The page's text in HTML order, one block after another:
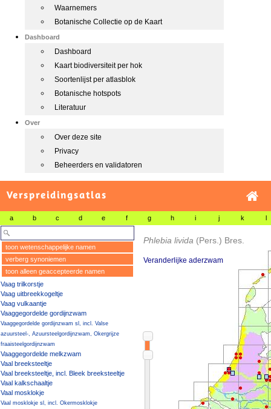
Waarnemers
Botanische Collectie op de Kaart
Dashboard
Dashboard
Kaart biodiversiteit per hok
Soortenlijst per atlasblok
Botanische hotspots
Literatuur
Over
Over deze site
Privacy
Beheerders en validatoren
Verspreidingsatlas
a b c d e f g h i j k l
toon wetenschappelijke namen
verberg synoniemen
toon alleen geaccepteerde namen
Vaag trilkorstje
Vaag uitbreekkogeltje
Vaag vulkaantje
Vaaggegordelde gordijnzwam
Vaaggegordelde gordijnzwam sl, incl. Valse
azuursteel-, Azuursteelgordijnzwam, Okergrijze
fraaisteelgordijnzwam
Vaaggegordelde melkzwam
Vaal breeksteeltje
Vaal breeksteeltje, incl. Bleek breeksteeltje
Vaal kalkschaaltje
Vaal mosklokje
Vaal mosklokje sl, incl. Okermosklokje
Phlebia livida (Pers.) Bres.
Veranderlijke aderzwam